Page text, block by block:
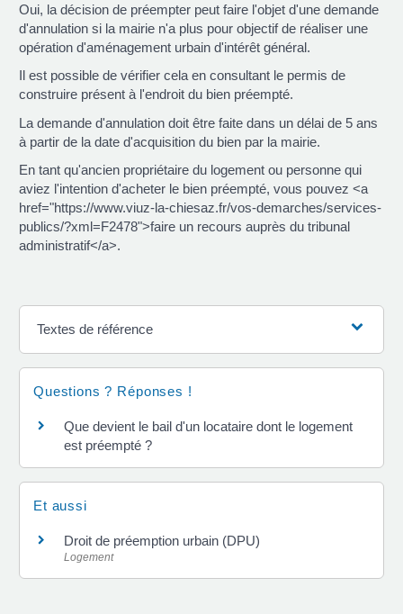
Oui, la décision de préempter peut faire l'objet d'une demande
d'annulation si la mairie n'a plus pour objectif de réaliser une
opération d'aménagement urbain d'intérêt général.
Il est possible de vérifier cela en consultant le permis de
construire présent à l'endroit du bien préempté.
La demande d'annulation doit être faite dans un délai de 5 ans
à partir de la date d'acquisition du bien par la mairie.
En tant qu'ancien propriétaire du logement ou personne qui
aviez l'intention d'acheter le bien préempté, vous pouvez <a
href="https://www.viuz-la-chiesaz.fr/vos-demarches/services-
publics/?xml=F2478">faire un recours auprès du tribunal
administratif</a>.
Textes de référence
Questions ? Réponses !
Que devient le bail d'un locataire dont le logement
est préempté ?
Et aussi
Droit de préemption urbain (DPU)
Logement